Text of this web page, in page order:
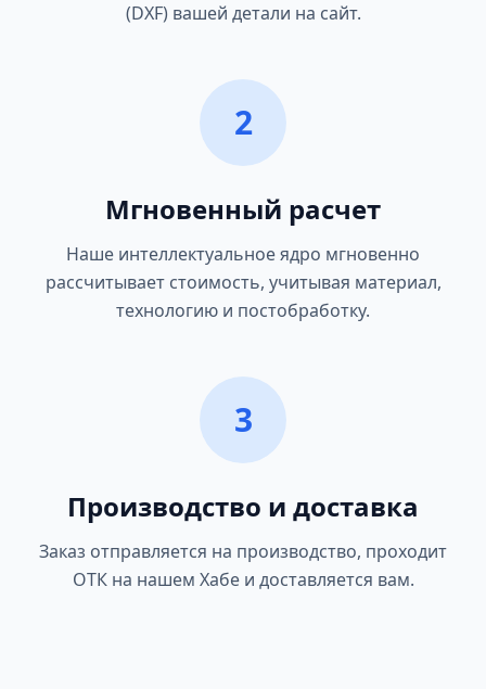
(DXF) вашей детали на сайт.
2
Мгновенный расчет
Наше интеллектуальное ядро мгновенно
рассчитывает стоимость, учитывая материал,
технологию и постобработку.
3
Производство и доставка
Заказ отправляется на производство, проходит
ОТК на нашем Хабе и доставляется вам.